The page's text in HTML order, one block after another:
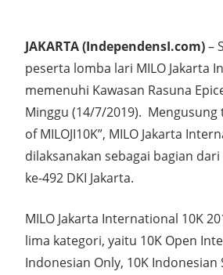
JAKARTA (IndependensI.com)–
peserta lomba lari MILO Jakarta
memenuhi Kawasan Rasuna
Minggu (14/7/2019). Mengusung
of MILOJI10K”, MILO Jakarta
dilaksanakan sebagai bagian
ke-492 DKI Jakarta.
MILO Jakarta International 10K
lima kategori, yaitu 10K Open
Indonesian Only, 10K Indonesian